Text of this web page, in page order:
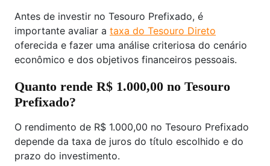
Antes de investir no Tesouro Prefixado, é
importante avaliar a taxa do Tesouro Direto
oferecida e fazer uma análise criteriosa do cenário
econômico e dos objetivos financeiros pessoais.
Quanto rende R$ 1.000,00 no Tesouro
Prefixado?
O rendimento de R$ 1.000,00 no Tesouro Prefixado
depende da taxa de juros do título escolhido e do
prazo do investimento.